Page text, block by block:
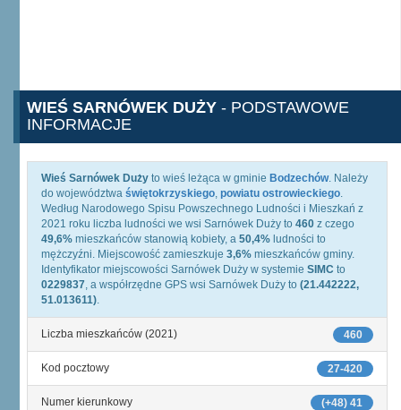
WIEŚ SARNÓWEK DUŻY - PODSTAWOWE
INFORMACJE
Wieś Sarnówek Duży to wieś leżąca w gminie Bodzechów. Należy
do województwa świętokrzyskiego, powiatu ostrowieckiego.
Według Narodowego Spisu Powszechnego Ludności i Mieszkań z
2021 roku liczba ludności we wsi Sarnówek Duży to 460 z czego
49,6% mieszkańców stanowią kobiety, a 50,4% ludności to
mężczyźni. Miejscowość zamieszkuje 3,6% mieszkańców gminy.
Identyfikator miejscowości Sarnówek Duży w systemie SIMC to
0229837, a współrzędne GPS wsi Sarnówek Duży to (21.442222,
51.013611).
460
Liczba mieszkańców (2021)
27-420
Kod pocztowy
(+48) 41
Numer kierunkowy